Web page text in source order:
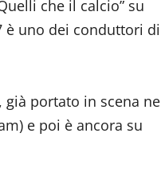
che il calcio” su
è uno dei conduttori di
già portato in scena
e poi è ancora su